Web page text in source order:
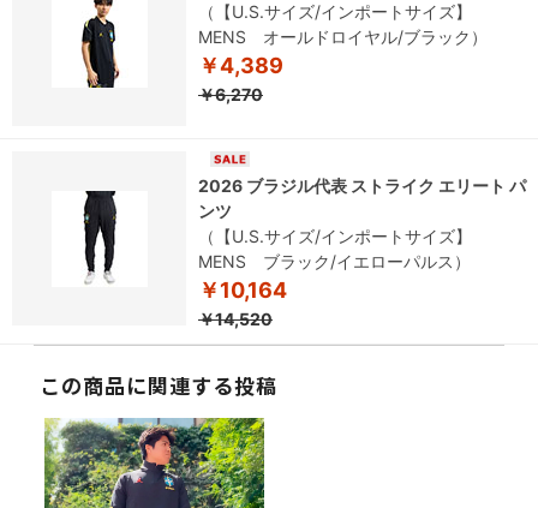
（【U.S.サイズ/インポートサイズ】
MENS オールドロイヤル/ブラック）
￥4,389
￥6,270
2026 ブラジル代表 ストライク エリート パ
ンツ
（【U.S.サイズ/インポートサイズ】
MENS ブラック/イエローパルス）
￥10,164
￥14,520
この商品に関連する投稿